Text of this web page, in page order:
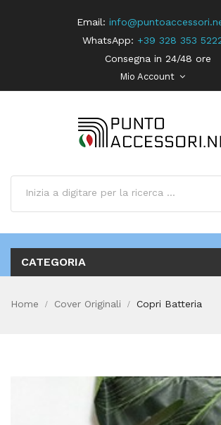
Email:
WhatsApp: +39 328 353
Consegna in 24/48 ore
Mio Account
CATEGORIA
Home Cover Originali Copri Batteria